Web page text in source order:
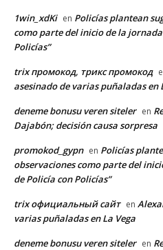
1win_xdKi en Policías plantean
como parte del inicio de la
Policías”
trix промокод, трикс промокод
asesinado de varias puñaladas en
deneme bonusu veren siteler en
Dajabón; decisión causa sorpresa
promokod_gypn en Policías
observaciones como parte del
de Policía con Policías”
trix официальный сайт en
varias puñaladas en La Vega
deneme bonusu veren siteler en